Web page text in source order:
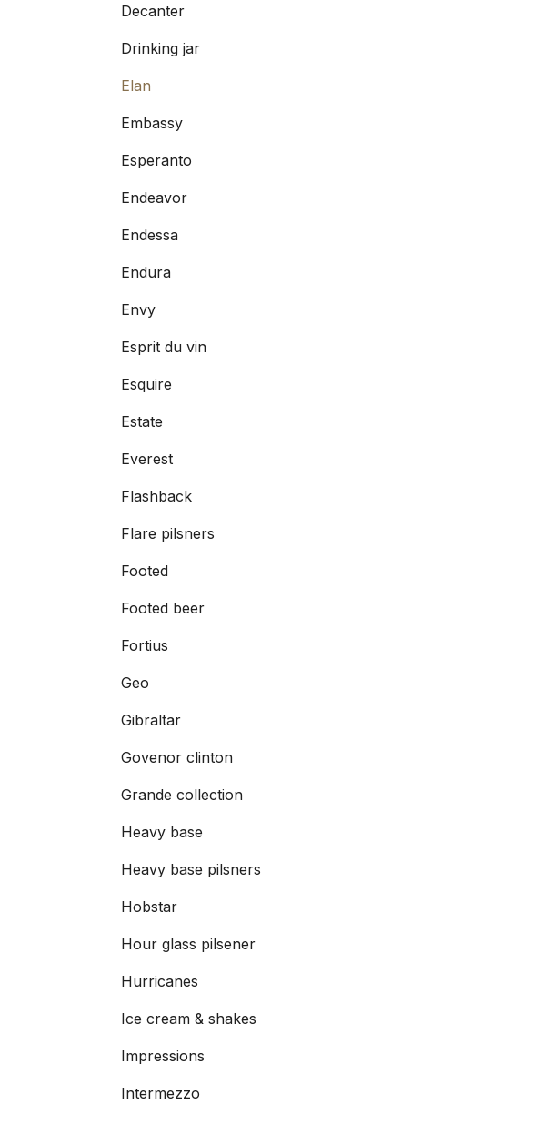
Decanter
Drinking jar
Elan
Embassy
Esperanto
Endeavor
Endessa
Endura
Envy
Esprit du vin
Esquire
Estate
Everest
Flashback
Flare pilsners
Footed
Footed beer
Fortius
Geo
Gibraltar
Govenor clinton
Grande collection
Heavy base
Heavy base pilsners
Hobstar
Hour glass pilsener
Hurricanes
Ice cream & shakes
Impressions
Intermezzo